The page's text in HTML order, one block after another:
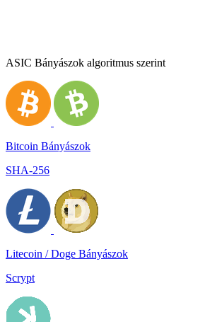
ASIC Bányászok algoritmus szerint
Bitcoin Bányászok
SHA-256
Litecoin / Doge Bányászok
Scrypt